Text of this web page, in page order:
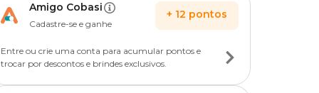
Amigo Cobasi
Cadastre-se e ganhe
+ 12 pontos
Entre ou crie uma conta para acumular pontos e
trocar por descontos e brindes exclusivos.